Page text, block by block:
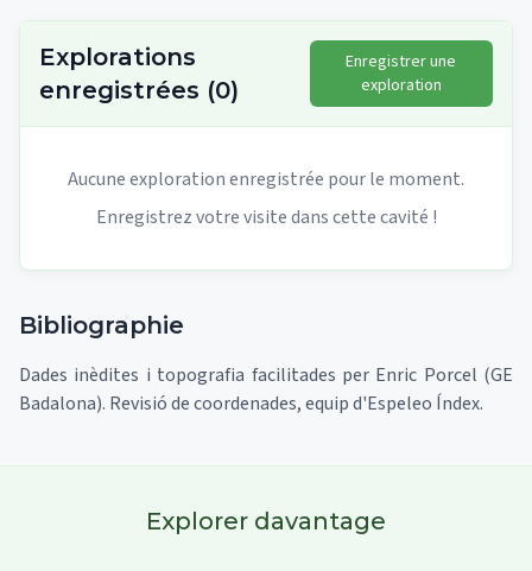
Explorations
enregistrées (0)
Enregistrer une
exploration
Aucune exploration enregistrée pour le moment.
Enregistrez votre visite dans cette cavité !
Bibliographie
Dades inèdites i topografia facilitades per Enric Porcel (GE
Badalona). Revisió de coordenades, equip d'Espeleo Índex.
Explorer davantage